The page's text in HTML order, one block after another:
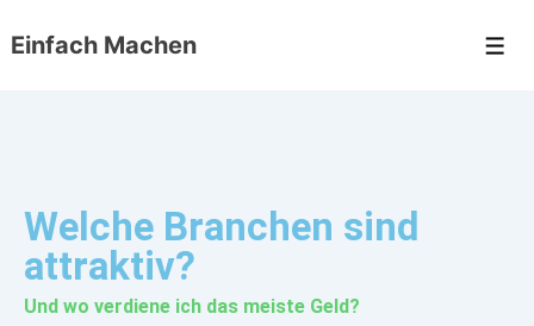
Einfach Machen
Welche Branchen sind
attraktiv?
Und wo verdiene ich das meiste Geld?